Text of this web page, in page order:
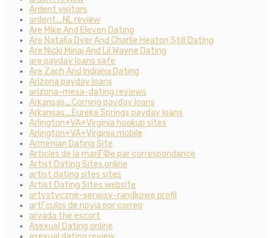
Ardent visitors
ardent_NL review
Are Mike And Eleven Dating
Are Natalia Dyer And Charlie Heaton Still Dating
Are Nicki Minaj And Lil Wayne Dating
are payday loans safe
Are Zach And Indiana Dating
Arizona payday loans
arizona-mesa-dating reviews
Arkansas_Corning payday loans
Arkansas_Eureka Springs payday loans
Arlington+VA+Virginia hookup sites
Arlington+VA+Virginia mobile
Armenian Dating Site
Articles de la mariГ©e par correspondance
Artist Dating Sites online
artist dating sites sites
Artist Dating Sites website
artystyczne-serwisy-randkowe profil
artГ­culos de novia por correo
arvada the escort
Asexual Dating online